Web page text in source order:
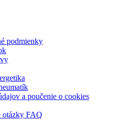
podmienky
a poučenie o cookies
otázky FAQ